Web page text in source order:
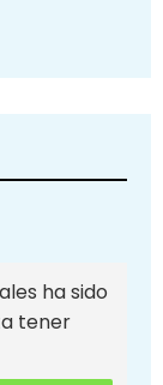
ha sido
tener